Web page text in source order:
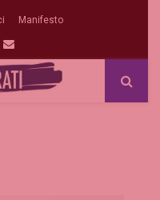
Manifesto
Email